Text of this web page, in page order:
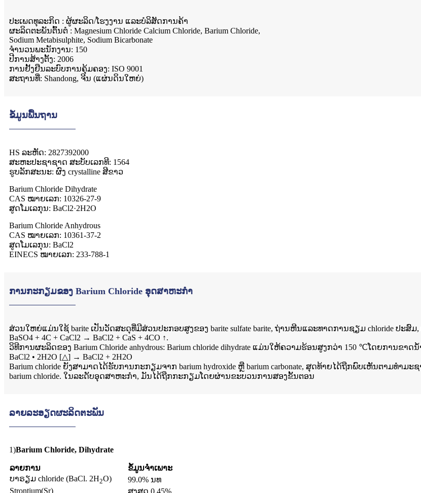
ປະເພດທຸລະກິດ : ຜູ້ຜະລິດ/ໂຮງງານ ແລະບໍລິສັດການຄ້າ
ຜະ​ລິດ​ຕະ​ພັນ​ຕົ້ນ​ຕໍ : Magnesium Chloride Calcium Chloride, Barium Chloride,
Sodium Metabisulphite, Sodium Bicarbonate
ຈໍານວນພະນັກງານ: 150
ປີ​ການ​ສ້າງ​ຕັ້ງ​: 2006​
ການຢັ້ງຢືນລະບົບການຄຸ້ມຄອງ: ISO 9001
ສະຖານທີ່: Shandong, ຈີນ (ແຜ່ນດິນໃຫຍ່)
ຂໍ້ມູນພື້ນຖານ
HS ລະຫັດ: 2827392000
ສະຫະປະຊາຊາດ ສະບັບເລກທີ: 1564
ຮູບລັກສະນະ: ຜົງ crystalline ສີຂາວ
Barium Chloride Dihydrate
CAS ໝາຍເລກ: 10326-27-9
ສູດໂມເລກຸນ: BaCl2·2H2O
Barium Chloride Anhydrous
CAS ໝາຍເລກ: 10361-37-2
ສູດໂມເລກຸນ: BaCl2
EINECS ໝາຍເລກ: 233-788-1
ການກະກຽມຂອງ Barium Chloride ອຸດສາຫະກໍາ
ສ່ວນໃຫຍ່ແມ່ນໃຊ້ barite ເປັນວັດສະດຸທີ່ມີສ່ວນປະກອບສູງຂອງ barite sulfate barite, ຖ່ານຫີນແລະທາດການຊຽມ chloride ປະສົມ,
BaSO4 + 4C + CaCl2 → BaCl2 + CaS + 4CO ↑.
ວິທີການຜະລິດຂອງ Barium Chloride anhydrous: Barium chloride dihydrate ແມ່ນໃຫ້ຄວາມຮ້ອນສູງກວ່າ 150 ℃ໂດຍການຂາ
BaCl2 • 2H2O [△] → BaCl2 + 2H2O
Barium chloride ຍັງສາມາດໄດ້ຮັບການກະກຽມຈາກ barium hydroxide ຫຼື barium carbonate, ສຸດທ້າຍໄດ້ຖືກພົບເຫັນຕາມທໍາມ
barium chloride. ໃນລະດັບອຸດສາຫະກໍາ, ມັນໄດ້ຖືກກະກຽມໂດຍຜ່ານຂະບວນການສອງຂັ້ນຕອນ
ລາຍລະອຽດຜະລິດຕະພັນ
1)Barium Chloride, Dihydrate
ລາຍການ
ຂໍ້ມູນຈໍາເພາະ
ບາຣຽມ chloride (BaCl. 2H2O)
99.0% ນທ
Strontium(Sr)